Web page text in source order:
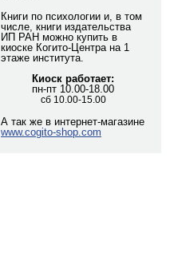
Книги по психологии и, в том
числе, книги издательства
ИП РАН можно купить в
киоске Когито-Центра на 1
этаже института.
Киоск работает:
пн-пт 10.00-18.00
сб 10.00-15.00
А так же в интернет-магазине
www.cogito-shop.com